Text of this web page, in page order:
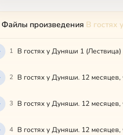
Файлы произведения В гостях
1 В гостях у Дуняши 1 (Лествица)
2 В гостях у Дуняши. 12 месяцев,
3 В гостях у Дуняши. 12 месяцев,
4 В гостях у Дуняши. 12 месяцев,